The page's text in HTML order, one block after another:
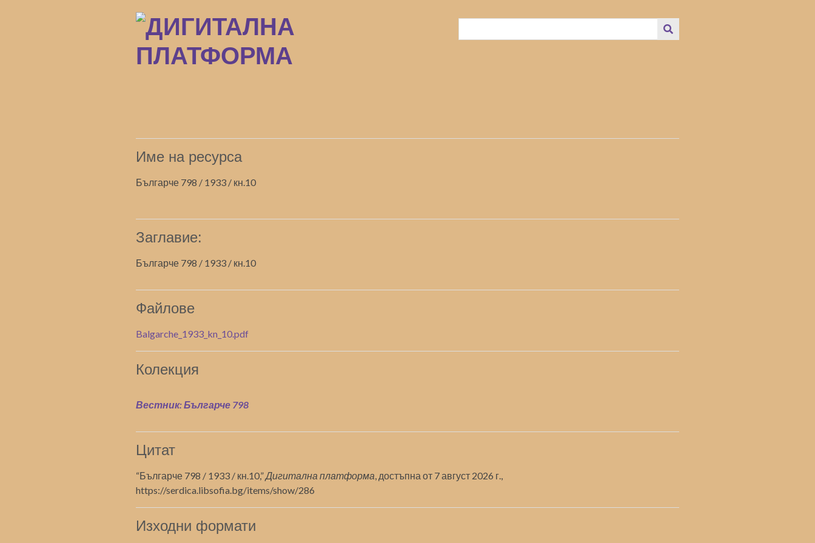
Име на ресурса
Българче 798 / 1933 / кн.10
Заглавие:
Българче 798 / 1933 / кн.10
Файлове
Balgarche_1933_kn_10.pdf
Колекция
Вестник: Българче 798
Цитат
“Българче 798 / 1933 / кн.10,”Дигитална платформа, достъпна от 7 август 2026 г.,
https://serdica.libsofia.bg/items/show/286
Изходни формати